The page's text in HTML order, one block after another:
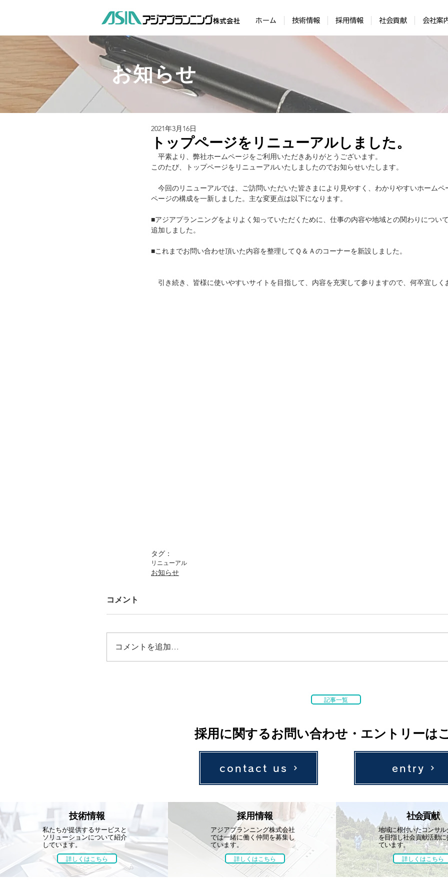
ホーム 技術情報 採用情報 社会貢献 会社案
お知らせ
トップページをリニューアルしました。
2021年3月16日
平素より、弊社ホームページをご利用いただきありがとうございます。
このたび、トップページをリニューアルいたしましたのでお知らせいたします。
今回のリニューアルでは、ご訪問いただいた皆さまにより見やすく、わかりやすいホームペ
ページの構成を一新しました。主な変更点は以下になります。
■アジアプランニングをよりよく知っていただくために、仕事の内容や地域との関わりについ
追加しました。
■これまでお問い合わせ頂いた内容を整理してＱ＆Ａのコーナーを新設しました。
引き続き、皆様に使いやすいサイトを目指して、内容を充実して参りますので、何卒宜しく
タグ：
リニューアル
お知らせ
コメント
コメントを追加…
記事一覧
採用に関するお問い合わせ・エントリーは
contact us entry
技術情報
私たちが提供するサービスと
ソリューションについて紹介
しています。
詳しくはこちら
採用情報
アジアプランニング株式会社
では一緒に働く仲間を募集し
ています。
詳しくはこちら
社会貢献
地域に根付いたコンサル
を目指し社会貢献活動に
ています。
詳しくはこちら